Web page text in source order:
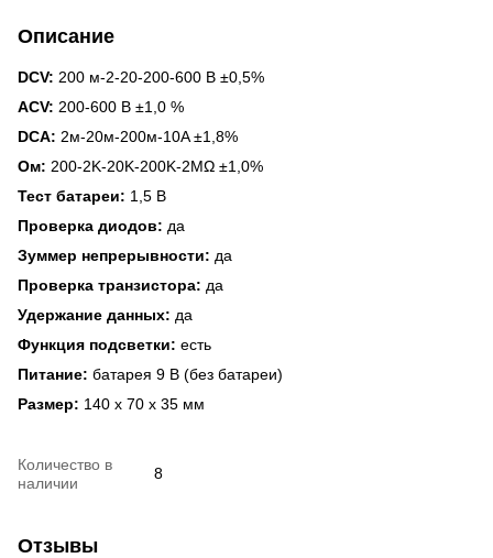
Описание
DCV: 200 м-2-20-200-600 В ±0,5%
ACV: 200-600 В ±1,0 %
DCA: 2м-20м-200м-10A ±1,8%
Ом: 200-2K-20K-200K-2MΩ ±1,0%
Тест батареи: 1,5 В
Проверка диодов: да
Зуммер непрерывности: да
Проверка транзистора: да
Удержание данных: да
Функция подсветки: есть
Питание: батарея 9 В (без батареи)
Размер: 140 х 70 х 35 мм
Количество в
наличии
8
Отзывы